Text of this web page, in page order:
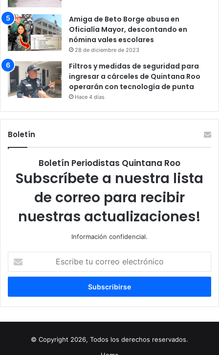
Amiga de Beto Borge abusa en
Oficialía Mayor, descontando en
nómina vales escolares
28 de diciembre de 2023
Filtros y medidas de seguridad para
ingresar a cárceles de Quintana Roo
operarán con tecnología de punta
Hace 4 días
Boletín
Boletín Periodistas Quintana Roo
Subscríbete a nuestra lista
de correo para recibir
nuestras actualizaciones!
Información confidencial.
correo
© Copyright 2026, Todos los derechos reservados.